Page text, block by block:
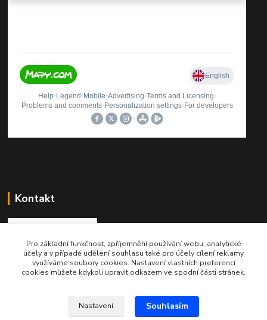
Kontakt
Roman Brož
+420 737 174 021
Pro základní funkčnost, zpříjemnění používání webu, analytické
účely a v případě udělení souhlasu také pro účely cílení reklamy
využíváme soubory cookies. Nastavení vlastních preferencí
cookies můžete kdykoli upravit odkazem ve spodní části stránek.
Nastavení Souhlasím